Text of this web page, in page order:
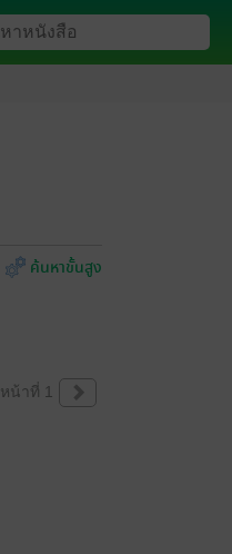
ค้นหาขั้นสูง
หน้าที่ 1